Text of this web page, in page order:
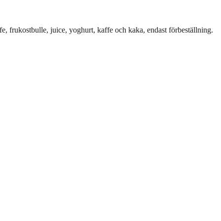
frukostbulle, juice, yoghurt, kaffe och kaka, endast förbeställning.